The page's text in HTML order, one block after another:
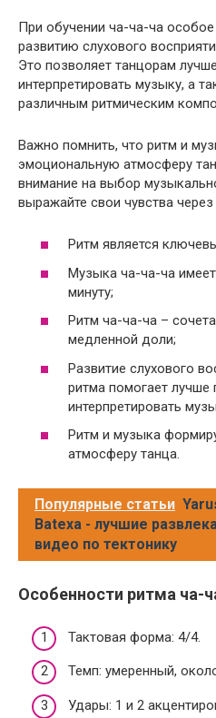
При обучении ча-ча-ча
развитию слухового
Это позволяет танцорам
интерпретировать музыку, а
различным ритмическим
Важно помнить, что ритм и
эмоциональную атмосферу
внимание на выбор
выражайте свои чувства
Ритм является
Музыка ча-ча-ча
минуту;
Ритм ча-ча-ча –
медленной доли;
Развитие слухового
ритма помогает лучше
интерпретировать
Ритм и музыка
атмосферу танца.
Популярные статьи
Batexa - лучшие
видео по тектонику
Особенности ритма ча-
Тактовая форма: 4/4.
Темп: умеренный,
Удары: 1 и 2